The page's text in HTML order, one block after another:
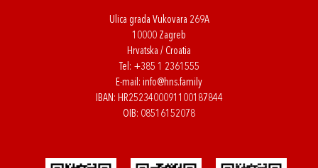
Ulica grada Vukovara 269A
10000 Zagreb
Hrvatska / Croatia
Tel: +385 1 2361555
E-mail: info@hns.family
IBAN: HR2523400091100187844
OIB: 08516152078